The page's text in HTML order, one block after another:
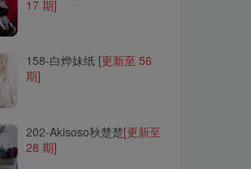
158-白烨妹纸
128-Echi(이치)
17 期]
158-白烨妹纸 [更新至 56
期]
202-Akisoso秋楚楚[更新至
28 期]